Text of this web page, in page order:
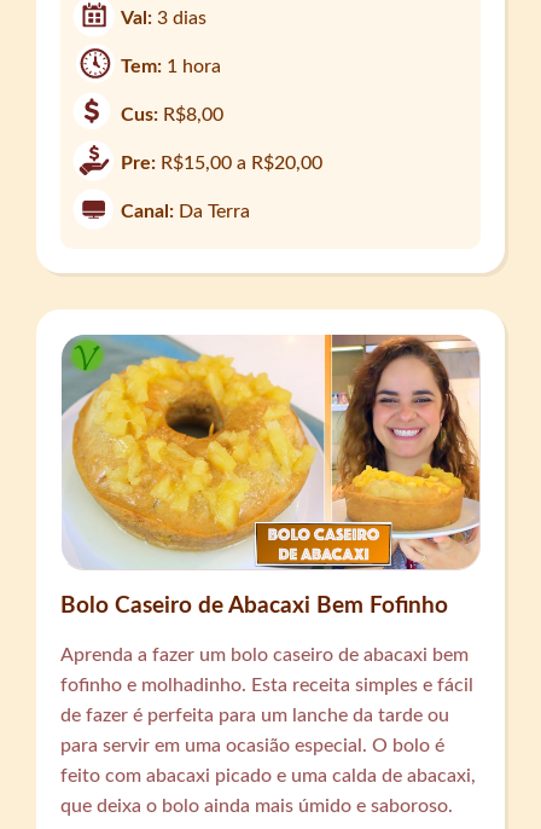
Val:3 dias
Tem: 1 hora
Cus: R$8,00
Pre: R$15,00 a R$20,00
Canal: Da Terra
Bolo Caseiro de Abacaxi Bem Fofinho
Aprenda a fazer um bolo caseiro de abacaxi bem
fofinho e molhadinho. Esta receita simples e fácil
de fazer é perfeita para um lanche da tarde ou
para servir em uma ocasião especial. O bolo é
feito com abacaxi picado e uma calda de abacaxi,
que deixa o bolo ainda mais úmido e saboroso.